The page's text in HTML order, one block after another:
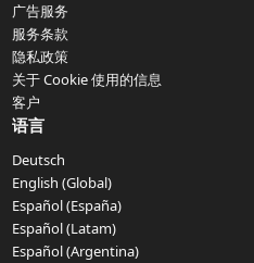
广告服务
服务条款
隐私政策
关于 Cookie 使用的信息
客户
语言
Deutsch
English (Global)
Español (España)
Español (Latam)
Español (Argentina)